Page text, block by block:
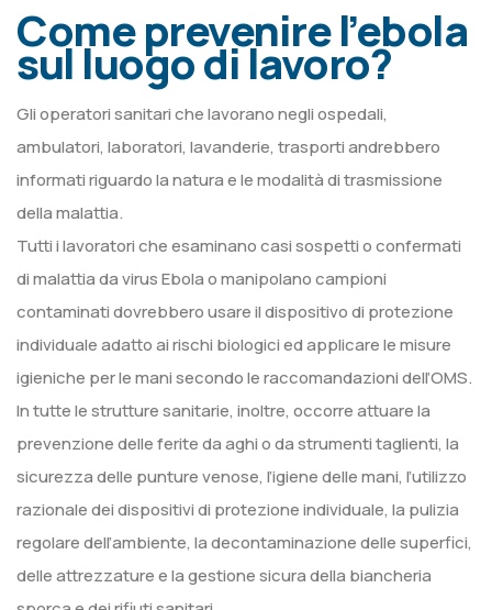
Come prevenire l’ebola
sul luogo di lavoro?
Gli operatori sanitari che lavorano negli ospedali,
ambulatori, laboratori, lavanderie, trasporti andrebbero
informati riguardo la natura e le modalità di trasmissione
della malattia.
Tutti i lavoratori che esaminano casi sospetti o confermati
di malattia da virus Ebola o manipolano campioni
contaminati dovrebbero usare il dispositivo di protezione
individuale adatto ai rischi biologici ed applicare le misure
igieniche per le mani secondo le raccomandazioni dell’OMS.
In tutte le strutture sanitarie, inoltre, occorre attuare la
prevenzione delle ferite da aghi o da strumenti taglienti, la
sicurezza delle punture venose, l’igiene delle mani, l’utilizzo
razionale dei dispositivi di protezione individuale, la pulizia
regolare dell’ambiente, la decontaminazione delle superfici,
delle attrezzature e la gestione sicura della biancheria